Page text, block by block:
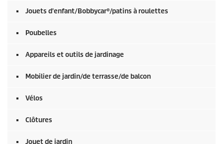
Jouets d'enfant/Bobbycar®/patins à roulettes
Poubelles
Appareils et outils de jardinage
Mobilier de jardin/de terrasse/de balcon
Vélos
Clôtures
Jouet de jardin